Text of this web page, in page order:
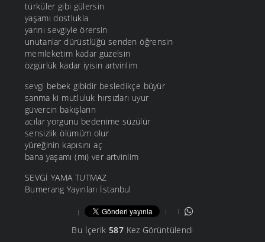
türküler gibi gülersin
yaşamı dostlukla
yarını sevgiyle örersin
unutanlar dürüstlüğü senden öğrensin
memleketim kadar güzelsin
özgürlük kadar iyisin artvinlim
sevgi bebek gibidir besledikçe büyür
sanma ki mutluluk hırsızları uyur
güvercin bakışların
acılar yorgunu bedenime süzülür
sensizlik ölümüm olur
yüreğinin kapısını aç
bana yaşamı (mı) ver artvinlim
SEVGİ YAMA TUTMAZ
Bumerang Yayınları İstanbul
Bu İçerik 587Kez Görüntülendi